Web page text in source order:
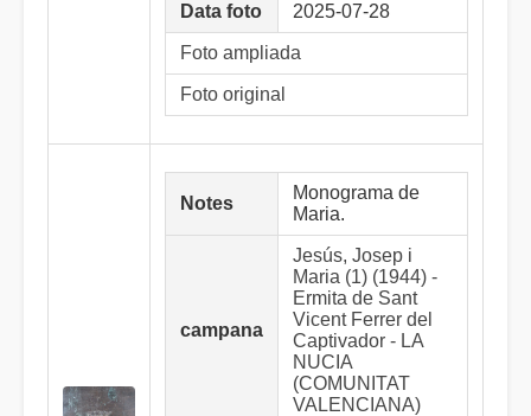
Data foto 2025-07-28
Foto ampliada
Foto original
Notes
Monograma de
Maria.
campana
Jesús, Josep i
Maria (1) (1944) -
Ermita de Sant
Vicent Ferrer del
Captivador - LA
NUCIA
(COMUNITAT
VALENCIANA)